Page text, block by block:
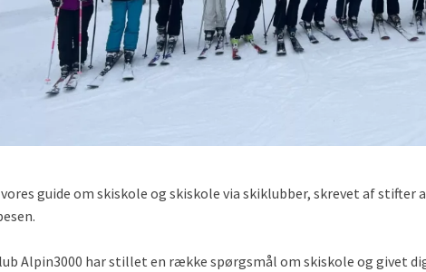
guide om skiskole og skiskole via skiklubber, skrevet af stifter
Alpin3000 har stillet en række spørgsmål om skiskole og givet